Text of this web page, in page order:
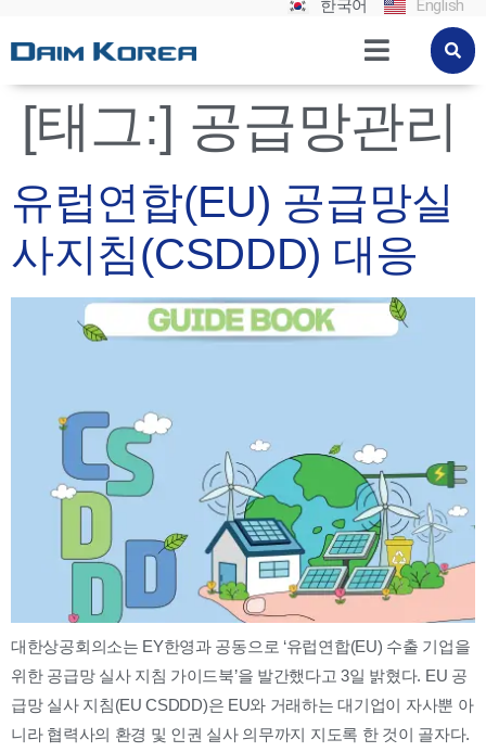
한국어 English
[태그:] 공급망관리
유럽연합(EU) 공급망실
사지침(CSDDD) 대응
대한상공회의소는 EY한영과 공동으로 ‘유럽연합(EU) 수출 기업을
위한 공급망 실사 지침 가이드북’을 발간했다고 3일 밝혔다. EU 공
급망 실사 지침(EU CSDDD)은 EU와 거래하는 대기업이 자사뿐 아
니라 협력사의 환경 및 인권 실사 의무까지 지도록 한 것이 골자다.